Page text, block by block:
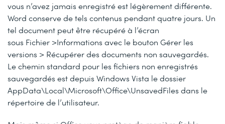
vous n’avez jamais enregistré est légèrement différente.
Word conserve de tels contenus pendant quatre jours. Un
tel document peut être récupéré à l’écran
sous Fichier >Informations avec le bouton Gérer les
versions > Récupérer des documents non sauvegardés.
Le chemin standard pour les fichiers non enregistrés
sauvegardés est depuis Windows Vista le dossier
AppData\Local\Microsoft\Office\UnsavedFiles dans le
répertoire de l’utilisateur.